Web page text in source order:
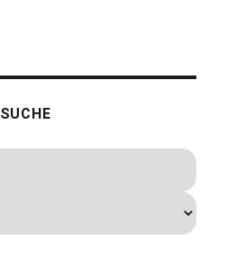
SUCHE